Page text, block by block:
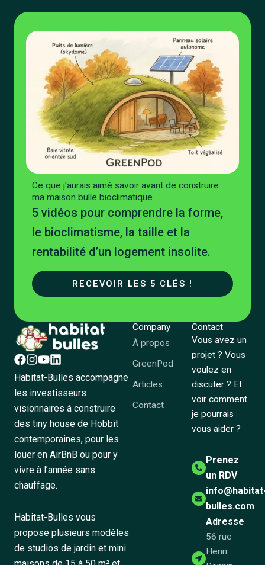
Ce que j'aurais aimé savoir avant de construire
ma maison bulle bioclimatique
5 vidéos pour comprendre la forme,
le bioclimatisme, la taille et la
rentabilité d’un logement insolite.
RECEVOIR LES 5 CLÉS !
Habitat-Bulles accompagne
les investisseurs
visionnaires à construire
des tiny house de Hobbit
contemporaines, pour les
louer en AirBnB ou pour y
vivre à l’année sans
chauffage.
Habitat-Bulles vous
propose plusieurs modèles
de studios de jardin et mini
Company
À propos
GreenPod
Articles
Contact
Contact
Vous avez un
projet ? Vous
voulez en
discuter ? Et
voir comment
je pourrais
vous aider ?
Prenez
un RDV
bulles.com
Adresse
56 rue
Henri